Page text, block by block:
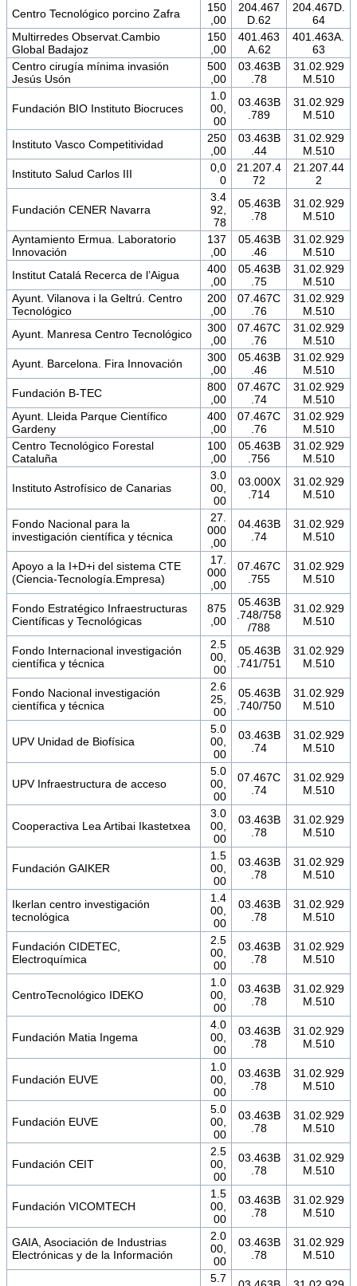
Centro Tecnológico porcino Zafra
150
,00
204.467
D.62
204.467D.
64
Multirredes Observat.Cambio
Global Badajoz
150
,00
401.463
A.62
401.463A.
63
Centro cirugía mínima invasión
Jesús Usón
500
,00
03.463B
.78
31.02.929
M.510
Fundación BIO Instituto Biocruces
1.0
00,
00
03.463B
.789
31.02.929
M.510
Instituto Vasco Competitividad
250
,00
03.463B
.44
31.02.929
M.510
Instituto Salud Carlos III
0,0
0
21.207.4
72
21.207.44
2
Fundación CENER Navarra
3.4
92,
78
05.463B
.78
31.02.929
M.510
Ayntamiento Ermua. Laboratorio
Innovación
137
,00
05.463B
.46
31.02.929
M.510
Institut Catalá Recerca de l’Aigua
400
,00
05.463B
.75
31.02.929
M.510
Ayunt. Vilanova i la Geltrú. Centro
Tecnológico
200
,00
07.467C
.76
31.02.929
M.510
Ayunt. Manresa Centro Tecnológico
300
,00
07.467C
.76
31.02.929
M.510
Ayunt. Barcelona. Fira Innovación
300
,00
05.463B
.46
31.02.929
M.510
Fundación B-TEC
800
,00
07.467C
.74
31.02.929
M.510
Ayunt. Lleida Parque Científico
Gardeny
400
,00
07.467C
.76
31.02.929
M.510
Centro Tecnológico Forestal
Cataluña
100
,00
05.463B
.756
31.02.929
M.510
Instituto Astrofísico de Canarias
3.0
00,
00
03.000X
.714
31.02.929
M.510
Fondo Nacional para la
investigación científica y técnica
27.
000
,00
04.463B
.74
31.02.929
M.510
Apoyo a la I+D+i del sistema CTE
(Ciencia-Tecnología.Empresa)
17.
000
,00
07.467C
.755
31.02.929
M.510
Fondo Estratégico Infraestructuras
Científicas y Tecnológicas
875
,00
05.463B
.748/758
/788
31.02.929
M.510
Fondo Internacional investigación
científica y técnica
2.5
00,
00
05.463B
.741/751
31.02.929
M.510
Fondo Nacional investigación
científica y técnica
2.6
25,
00
05.463B
.740/750
31.02.929
M.510
UPV Unidad de Biofísica
5.0
00,
00
03.463B
.74
31.02.929
M.510
UPV Infraestructura de acceso
5.0
00,
00
07.467C
.74
31.02.929
M.510
Cooperactiva Lea Artibai Ikastetxea
3.0
00,
00
03.463B
.78
31.02.929
M.510
Fundación GAIKER
1.5
00,
00
03.463B
.78
31.02.929
M.510
Ikerlan centro investigación
tecnológica
1.4
00,
00
03.463B
.78
31.02.929
M.510
Fundación CIDETEC,
Electroquímica
2.5
00,
00
03.463B
.78
31.02.929
M.510
CentroTecnológico IDEKO
1.0
00,
00
03.463B
.78
31.02.929
M.510
Fundación Matia Ingema
4.0
00,
00
03.463B
.78
31.02.929
M.510
Fundación EUVE
1.0
00,
00
03.463B
.78
31.02.929
M.510
Fundación EUVE
5.0
00,
00
03.463B
.78
31.02.929
M.510
Fundación CEIT
2.5
00,
00
03.463B
.78
31.02.929
M.510
Fundación VICOMTECH
1.5
00,
00
03.463B
.78
31.02.929
M.510
GAIA, Asociación de Industrias
Electrónicas y de la Información
2.0
00,
00
03.463B
.78
31.02.929
M.510
5.7